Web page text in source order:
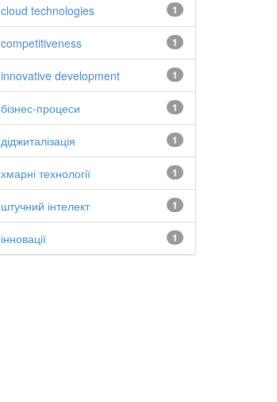
1
cloud technologies
1
competitiveness
1
innovative development
1
бізнес-процеси
1
діджиталізація
1
хмарні технології
1
штучний інтелект
1
інновації